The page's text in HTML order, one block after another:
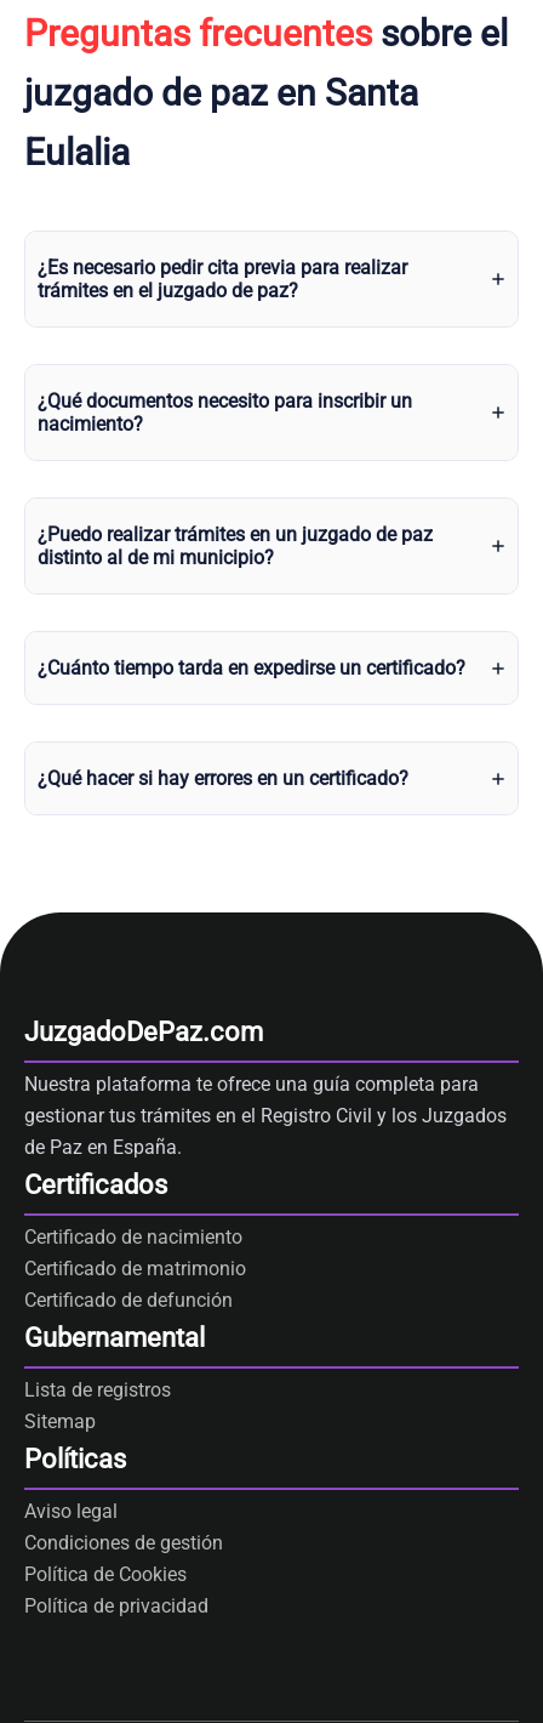
Preguntas frecuentessobre el
juzgado de paz en Santa
Eulalia
¿Es necesario pedir cita previa para realizar
trámites en el juzgado de paz?
¿Qué documentos necesito para inscribir un
nacimiento?
¿Puedo realizar trámites en un juzgado de paz
distinto al de mi municipio?
¿Cuánto tiempo tarda en expedirse un certificado?
¿Qué hacer si hay errores en un certificado?
JuzgadoDePaz.com
Nuestra plataforma te ofrece una guía completa para
gestionar tus trámites en el Registro Civil y los Juzgados
de Paz en España.
Certificados
Certificado de nacimiento
Certificado de matrimonio
Certificado de defunción
Gubernamental
Lista de registros
Sitemap
Políticas
Aviso legal
Condiciones de gestión
Política de Cookies
Política de privacidad